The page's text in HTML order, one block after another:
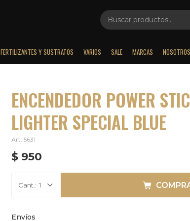
FERTILIZANTES Y SUSTRATOS VARIOS SALE MARCAS NOSOTROS
ENCENDEDOR POWER
LIGHTER SPECIAL BLUE
5631
$ 950
1
Envíos